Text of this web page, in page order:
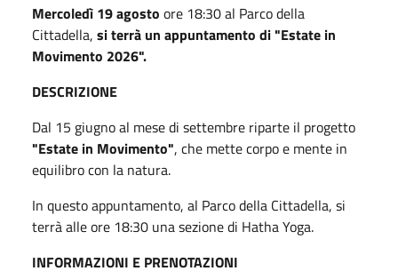
Mercoledì 19 agosto ore 18:30 al Parco della
Cittadella, si terrà un appuntamento di "Estate in
Movimento 2026".
DESCRIZIONE
Dal 15 giugno al mese di settembre riparte il progetto
"Estate in Movimento", che mette corpo e mente in
equilibro con la natura.
In questo appuntamento, al Parco della Cittadella, si
terrà alle ore 18:30 una sezione di Hatha Yoga.
INFORMAZIONI E PRENOTAZIONI